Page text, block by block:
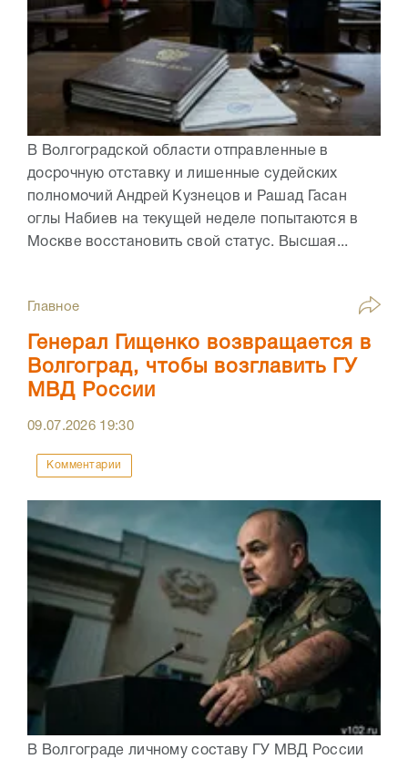
В Волгоградской области отправленные в
досрочную отставку и лишенные судейских
полномочий Андрей Кузнецов и Рашад Гасан
оглы Набиев на текущей неделе попытаются в
Москве восстановить свой статус. Высшая...
Главное
Генерал Гищенко возвращается в
Волгоград, чтобы возглавить ГУ
МВД России
09.07.2026 19:30
Комментарии
В Волгограде личному составу ГУ МВД России